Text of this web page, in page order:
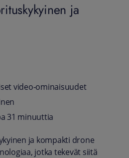
ja
video-ominaisuudet
31 minuuttia
ja kompakti drone
jotka tekevät siitä